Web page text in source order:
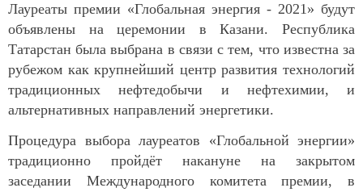
Лауреаты премии «Глобальная энергия - 2021» будут
объявлены на церемонии в Казани. Республика
Татарстан была выбрана в связи с тем, что известна за
рубежом как крупнейший центр развития технологий
традиционных нефтедобычи и нефтехимии, и
альтернативных направлений энергетики.
Процедура выбора лауреатов «Глобальной энергии»
традиционно пройдёт накануне на закрытом
заседании Международного комитета премии, в